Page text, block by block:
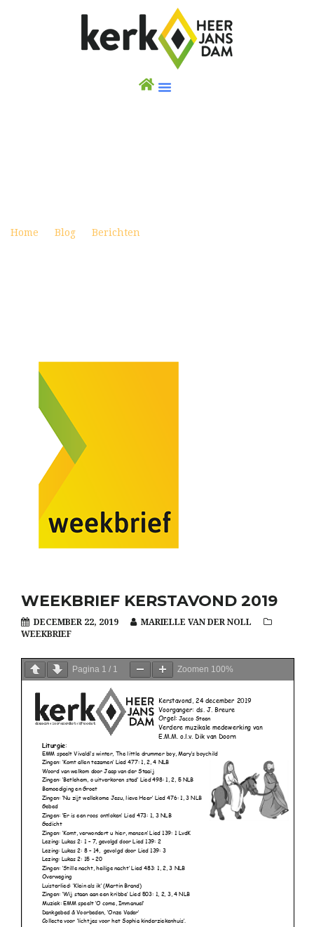
Home Blog Berichten
WEEKBRIEF KERSTAVOND 2019
DECEMBER 22, 2019
MARIELLE VAN DER NOLL
WEEKBRIEF
Pagina 1 / 1 Zoomen 100%